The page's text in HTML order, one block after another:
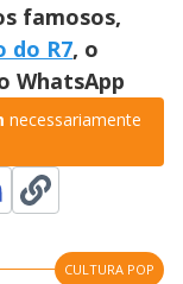
famosos,
do R7, o
WhatsApp
necessariamente
CULTURA POP